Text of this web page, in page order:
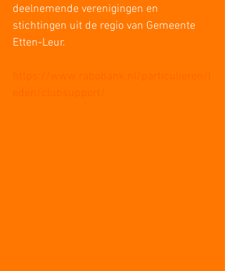
deelnemende verenigingen en
stichtingen uit de regio van Gemeente
Etten-Leur.
https://www.rabobank.nl/particulieren/l
eden/clubsupport/